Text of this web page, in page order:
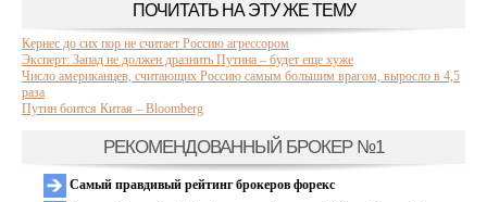
ПОЧИТАТЬ НА ЭТУ ЖЕ ТЕМУ
Кернес до сих пор не считает Россию агрессором
Эксперт: Запад не должен дразнить Путина – будет еще хуже
Число американцев, считающих Россию самым большим врагом, выросло в 4,5
раза
Путин боится Китая – Bloomberg
РЕКОМЕНДОВАННЫЙ БРОКЕР №1
Самый правдивый рейтинг брокеров форекс